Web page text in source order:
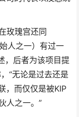
玫瑰宫还同
人之一）有过一
，后者为该项目提
“无论是过去还是
，而仅仅是被KIP
人之一。”